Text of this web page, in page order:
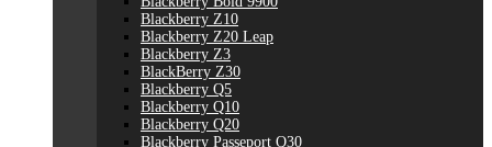
Blackberry Z10
Blackberry Z20 Leap
Blackberry Z3
BlackBerry Z30
Blackberry Q5
Blackberry Q10
Blackberry Q20
Blackberry Passeport Q30